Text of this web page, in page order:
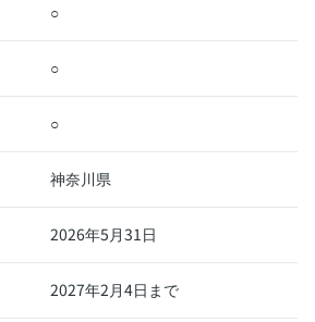
○
○
○
神奈川県
2026年5月31日
2027年2月4日まで